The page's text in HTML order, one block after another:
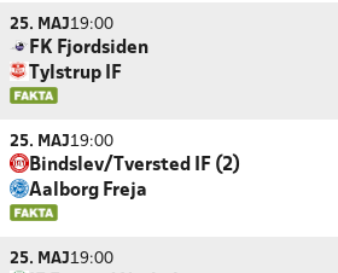
25. MAJ19:00
FK Fjordsiden
Tylstrup IF
25. MAJ19:00
Bindslev/Tversted IF (2)
Aalborg Freja
25. MAJ19:00